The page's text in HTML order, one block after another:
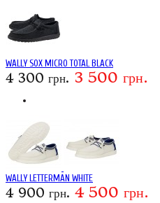
WALLY SOX MICRO TOTAL BLACK
4 300 грн. 3 500 грн.
WALLY LETTERMAN WHITE
4 900 грн. 4 500 грн.